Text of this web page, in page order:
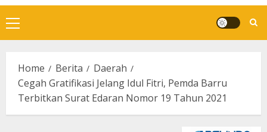
Primary
Menu
Home Berita
Daerah
Cegah Gratifikasi Jelang Idul Fitri, Pemda Barru
Terbitkan Surat Edaran Nomor 19 Tahun 2021